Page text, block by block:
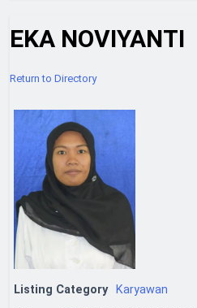
EKA NOVIYANTI
Return to Directory
Listing Category
Karyawan